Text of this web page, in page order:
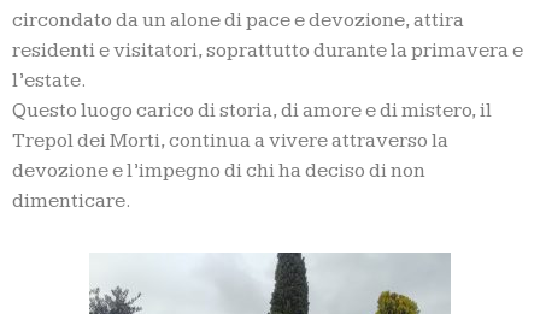
circondato da un alone di pace e devozione, attira
residenti e visitatori, soprattutto durante la primavera e
l’estate.
Questo luogo carico di storia, di amore e di mistero, il
Trepol dei Morti, continua a vivere attraverso la
devozione e l’impegno di chi ha deciso di non
dimenticare.